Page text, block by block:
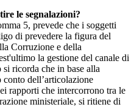
le segnalazioni?
5, prevede che i soggetti
di prevedere la figura del
Corruzione e della
la gestione del canale di
ricorda che in base alla
dell’articolazione
rapporti che intercorrono tra le
ministeriale, si ritiene di